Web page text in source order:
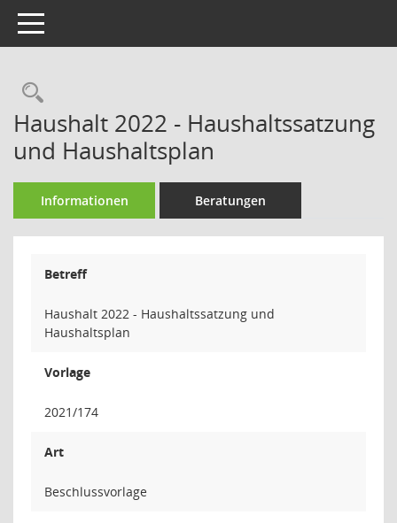
Toggle navigation
Rechercheauswahl
Haushalt 2022 - Haushaltssatzung
und Haushaltsplan
Informationen Beratungen
Betreff
Haushalt 2022 - Haushaltssatzung und
Haushaltsplan
Vorlage
2021/174
Art
Beschlussvorlage